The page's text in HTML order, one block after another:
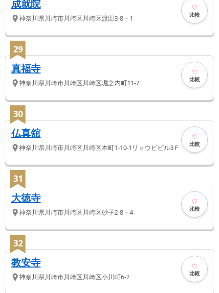
成就院
神奈川県川崎市川崎区川崎区渡田3-8－1 比較
29
真福寺
神奈川県川崎市川崎区川崎区堀之内町11-7 比較
30
仏真舘
神奈川県川崎市川崎区川崎区本町1-10-1リョウビビル3Ｆ 比較
31
大徳寺
神奈川県川崎市川崎区川崎区砂子2-8－4 比較
32
教安寺
神奈川県川崎市川崎区川崎区小川町6-2 比較